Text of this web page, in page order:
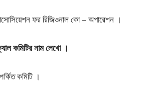
ফর রিজিওনাল কো – অপারেশন ।
কমিটির নাম লেখো ।
কমিটি ।